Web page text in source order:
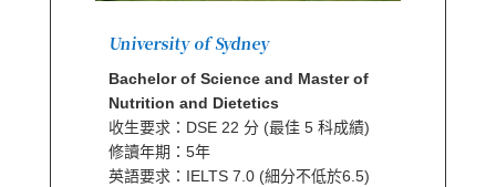
University of Sydney
Bachelor of Science and Master of
Nutrition and Dietetics
收生要求：DSE 22 分 (最佳 5 科成績)
修讀年期：5年
英語要求：IELTS 7.0 (細分不低於6.5)